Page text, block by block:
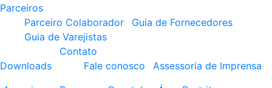
Parceiros
Parceiro Colaborador
Guia de Fornecedores
Guia de Varejistas
Downloads
Contato
Fale conosco
Assessoria de Imprensa